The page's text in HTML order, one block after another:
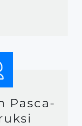
Pasca-